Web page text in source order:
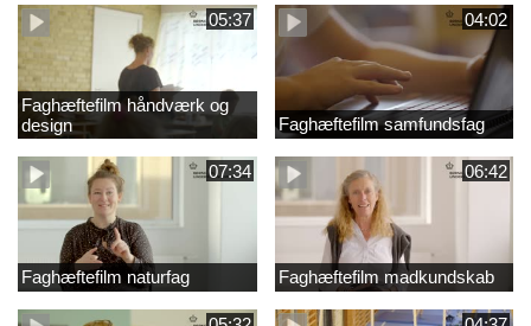
05:37
Faghæftefilm håndværk og
design
04:02
Faghæftefilm samfundsfag
07:34
Faghæftefilm naturfag
06:42
Faghæftefilm madkundskab